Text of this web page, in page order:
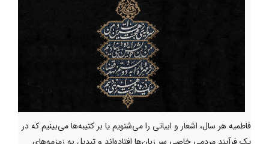
فاطمیه هر سال، اشعار و ابیاتی را می‌‌شنویم یا بر کتیبه‌ها می‌بینیم که در